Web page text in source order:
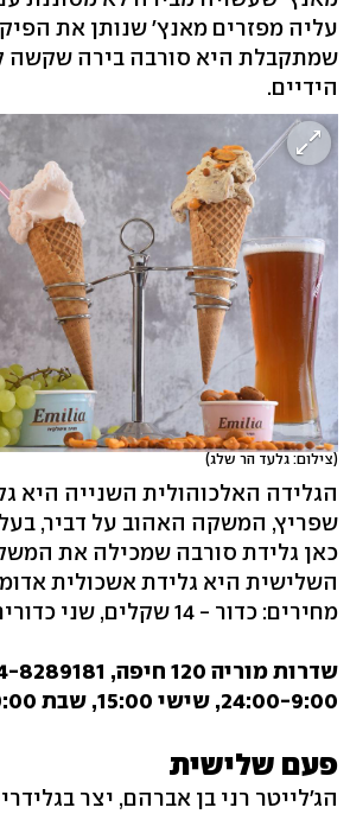
עליה מפזרים מאנץ' שנותן את
שמתקבלת היא סורבה בירה שקשה
הידיים.
(צילום: גלעד הר שלג)
הגלידה האלכוהולית השנייה היא
שפריץ, המשקה האהוב על דביר,
כאן גלידת סורבה שמכילה את
השלישית היא גלידת אשכולית
מחירים: כדור - 14 שקלים, שני כדורים - 20 שקלים.
24:00-9:00, שישי 15:00, שבת 1:00-9:00, לא כשר
פעם שלישית
הג'לייטר רני בן אברהם, יצר